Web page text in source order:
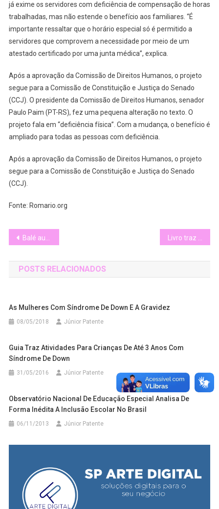
já exime os servidores com deficiência de compensação de horas
trabalhadas, mas não estende o benefício aos familiares. “É
importante ressaltar que o horário especial só é permitido a
servidores que comprovem a necessidade por meio de um
atestado certificado por uma junta médica”, explica.
Após a aprovação da Comissão de Direitos Humanos, o projeto
segue para a Comissão de Constituição e Justiça do Senado
(CCJ). O presidente da Comissão de Direitos Humanos, senador
Paulo Paim (PT-RS), fez uma pequena alteração no texto. O
projeto fala em “deficiência física”. Com a mudança, o benefício é
ampliado para todas as pessoas com deficiência.
Após a aprovação da Comissão de Direitos Humanos, o projeto
segue para a Comissão de Constituição e Justiça do Senado
(CCJ).
Fonte: Romario.org
Navegação
de
Post
Balé auxilia no desenvolvimento de menino com Down
POSTS RELACIONADOS
As Mulheres Com Síndrome De Down E A Gravidez
08/05/2018 Júnior Patente
Guia Traz Atividades Para Crianças De Até 3 Anos Com
Síndrome De Down
31/05/2016 Júnior Patente
Observatório Nacional De Educação Especial Analisa De
Forma Inédita A Inclusão Escolar No Brasil
06/11/2013 Júnior Patente